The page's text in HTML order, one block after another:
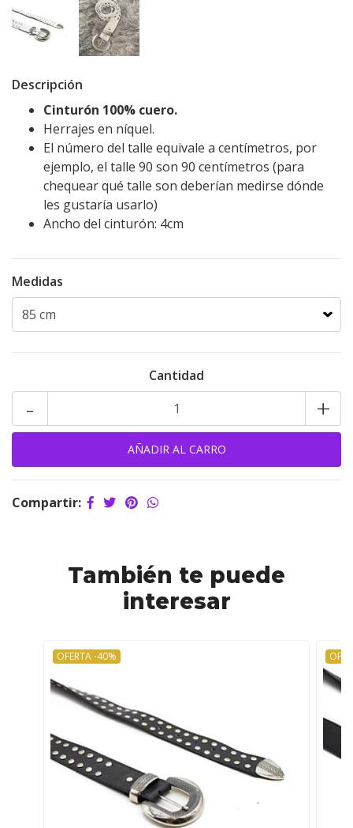
Descripción
Cinturón 100% cuero.
Herrajes en níquel.
El número del talle equivale a centímetros, por
ejemplo, el talle 90 son 90 centímetros (para
chequear qué talle son deberían medirse dónde
les gustaría usarlo)
Ancho del cinturón: 4cm
Medidas
Cantidad
+
-
Compartir:
También te puede
interesar
OFERTA -40%